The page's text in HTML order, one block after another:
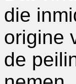
die
origine
de